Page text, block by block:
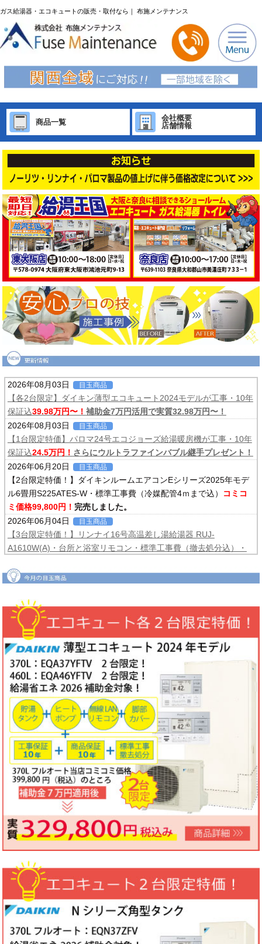
ガス給湯器・エコキュートの販売・取付なら｜ 布施メンテナンス
商品一覧
会社概要
店舗情報
2026年08月03日 目玉商品
【各2台限定】ダイキン薄型エコキュート2024モデルが工事・10年
保証込39.98万円〜！ 補助金7万円活用で実質32.98万円〜！
2026年08月03日
目玉商品
【1台限定特価】パロマ24号エコジョーズ給湯暖房機が工事・10年
保証込24.5万円！ さらにウルトラファインバブル継手プレゼント！
2026年06月20日
目玉商品
【2台限定特価！】ダイキンルームエアコンEシリーズ2025年モデ
ル6畳用S225ATES-W・標準工事費（冷媒配管4ｍまで込）
コミコ
ミ価格99,800円！ 完売しました。
2026年06月04日
目玉商品
【3台限定特価！】リンナイ16号高温差し湯給湯器 RUJ-
A1610W(A)・台所と浴室リモコン・標準工事費（撤去処分込）・
2026年06月04日
デル6畳用S225ATCS-W・標準工事費（冷媒配管4ｍまで込）商品5
年保証付きコミコミ価格128,000円！
2026年06月02日
キャンペーン
ノーリツでおトクに買替え！ノーリツ対象製品の購入・設置・アプ
リ接続で
現金最大35,000円
がもれなくもらえるキャッシュバックキ
ャンペーン2026第2弾。キャンペーン期間：2026年6月1日～12月
18日まで
2026年06月02日
目玉商品
【1台限定特価！】三菱ルームエアコン霧ヶ峰GVシリーズ10畳用
MSZ-GV2823-W・標準工事費（冷媒配管4ｍまで込）コミコミ価格
99,800円！完売しました
2026年05月22日
お知らせ
ノーリツ・リンナイ・パロマ製品の値上げに伴う価格改定について
2026年05月18日
目玉商品
ノーリツビルトインコンロ「N3WV6M」工事費コミコミ特価！今
なら「ロティプレートS」プレゼント！3台限定コミコミ価格
79,800円！数量限定のため、なくなり次第終了となります。
2026年05月15日
目玉商品
パロマ屋外式エコジョーズふろ給湯器台数限定大特価！20号オート
FH-E2011SAWL(K)マルチリモコンセットMFC-250V・標準工事費
（処分込）10年商品・工事保証付
コミコミ価格136,800円～